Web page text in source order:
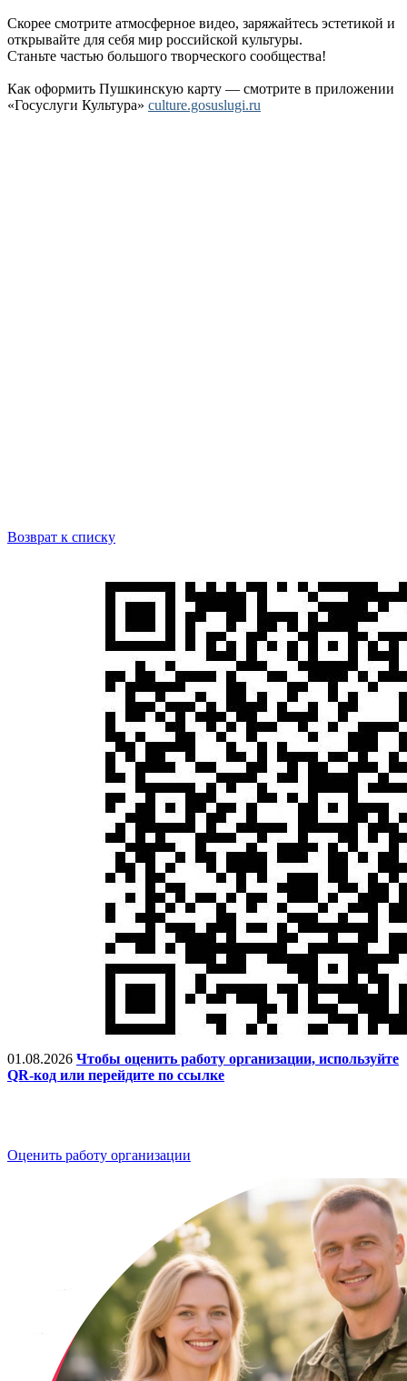
Скорее смотрите атмосферное видео, заряжайтесь эстетикой и
открывайте для себя мир российской культуры.
Станьте частью большого творческого сообщества!
Как оформить Пушкинскую карту — смотрите в приложении
«Госуслуги Культура» culture.gosuslugi.ru
Возврат к списку
01.08.2026 Чтобы оценить работу организации, используйте
QR-код или перейдите по ссылке
Оценить работу организации